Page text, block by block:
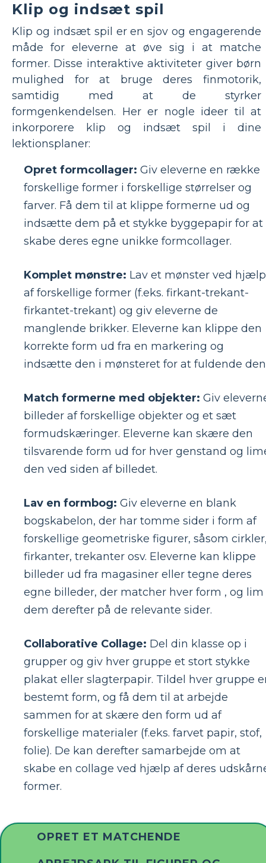
Klip og indsæt spil
Klip og indsæt spil er en sjov og engagerende
måde for eleverne at øve sig i at matche
former. Disse interaktive aktiviteter giver børn
mulighed for at bruge deres finmotorik,
samtidig med at de styrker
formgenkendelsen. Her er nogle ideer til at
inkorporere klip og indsæt spil i dine
lektionsplaner:
Opret formcollager: Giv eleverne en række
forskellige former i forskellige størrelser og
farver. Få dem til at klippe formerne ud og
indsætte dem på et stykke byggepapir for at
skabe deres egne unikke formcollager.
Komplet mønstre: Lav et mønster ved hjælp
af forskellige former (f.eks. firkant-trekant-
firkantet-trekant) og giv eleverne de
manglende brikker. Eleverne kan klippe den
korrekte form ud fra en markering og
indsætte den i mønsteret for at fuldende
Match formerne med objekter: Giv
billeder af forskellige objekter og et sæt
formudskæringer. Eleverne kan skære den
tilsvarende form ud for hver genstand og
den ved siden af ​​billedet.
Lav en formbog: Giv eleverne en blank
bogskabelon, der har tomme sider i form af
forskellige geometriske figurer, såsom
firkanter, trekanter osv. Eleverne kan klippe
billeder ud fra magasiner eller tegne deres
egne billeder, der matcher hver form , og lim
dem derefter på de relevante sider.
Collaborative Collage: Del din klasse op i
grupper og giv hver gruppe et stort stykke
plakat eller slagterpapir. Tildel hver gruppe
bestemt form, og få dem til at arbejde
sammen for at skære den form ud af
forskellige materialer (f.eks. farvet papir, stof,
folie). De kan derefter samarbejde om at
skabe en collage ved hjælp af deres
former.
OPRET ET MATCHENDE